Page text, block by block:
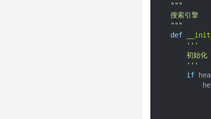
"""
    搜索引擎
    """
def
'''
        初始化
        '''
if